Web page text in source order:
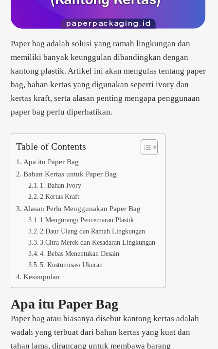
Paper bag adalah solusi yang ramah lingkungan dan
memiliki banyak keunggulan dibandingkan dengan
kantong plastik. Artikel ini akan mengulas tentang paper
bag, bahan kertas yang digunakan seperti ivory dan
kertas kraft, serta alasan penting mengapa penggunaan
paper bag perlu diperhatikan.
Table of Contents
Apa itu Paper Bag
Bahan Kertas untuk Paper Bag
1. Bahan Ivory
2.Kertas Kraft
Alasan Perlu Menggunakan Paper Bag
1.Mengurangi Pencemaran Plastik
2.Daur Ulang dan Ramah Lingkungan
3.Citra Merek dan Kesadaran Lingkungan
4. Bebas Menentukan Desain
5. Kostumisasi Ukuran
Kesimpulan
Apa itu Paper Bag
Paper bag atau biasanya disebut kantong kertas adalah
wadah yang terbuat dari bahan kertas yang kuat dan
tahan lama, dirancang untuk membawa barang